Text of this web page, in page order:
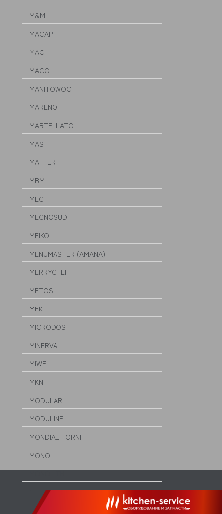
M&M
MACAP
MACH
MACO
MANITOWOC
MARENO
MARTELLATO
MAS
MATFER
MBM
MEC
MECNOSUD
MEIKO
MENUMASTER (AMANA)
MERRYCHEF
METOS
MFK
MICRODOS
MINERVA
MIWE
MKN
MODULAR
MODULINE
MONDIAL FORNI
MONO
MORELLO FORNI
MORETTI